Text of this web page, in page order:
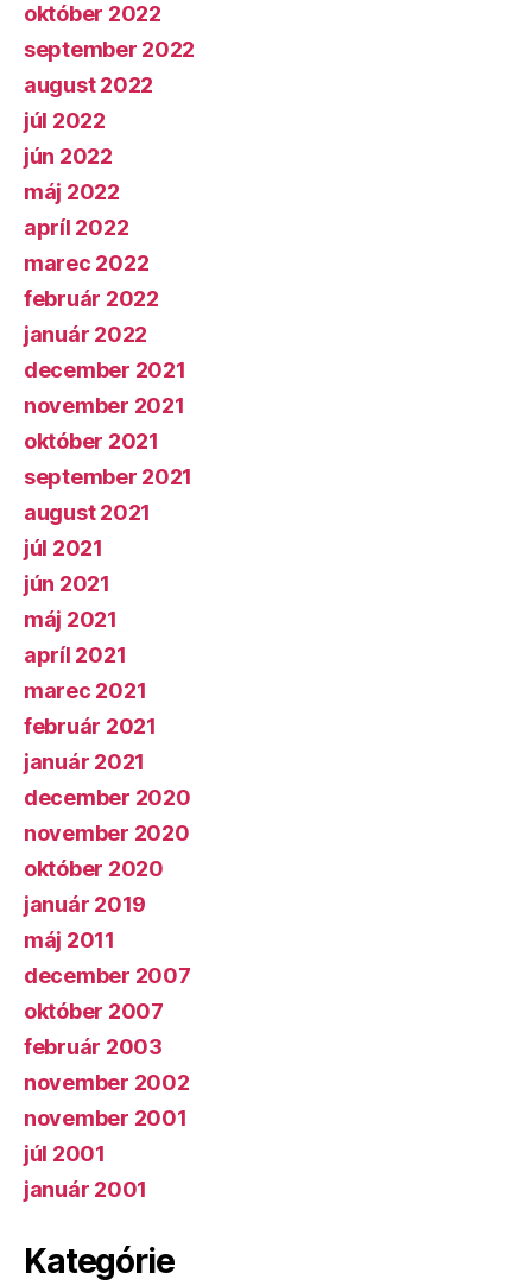
október 2022
september 2022
august 2022
júl 2022
jún 2022
máj 2022
apríl 2022
marec 2022
február 2022
január 2022
december 2021
november 2021
október 2021
september 2021
august 2021
júl 2021
jún 2021
máj 2021
apríl 2021
marec 2021
február 2021
január 2021
december 2020
november 2020
október 2020
január 2019
máj 2011
december 2007
október 2007
február 2003
november 2002
november 2001
júl 2001
január 2001
Kategórie